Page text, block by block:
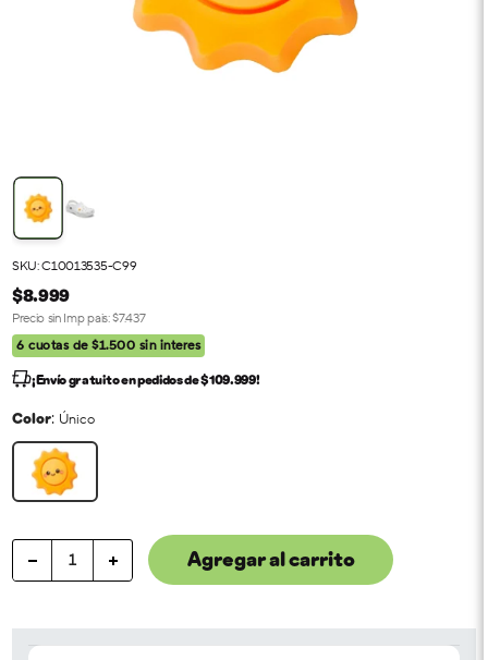
SKU: C10013535-C99
$8.999
Precio sin Imp pais:$7.437
6 cuotas de $1.500 sin interes
¡Envío gratuito en pedidos de $109.999!
Color: Único
Agregar al carrito